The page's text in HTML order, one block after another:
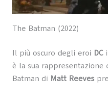
The Batman (2022)
Il più oscuro degli eroi DC
è la sua rappresentazione
Batman di Matt Reeves